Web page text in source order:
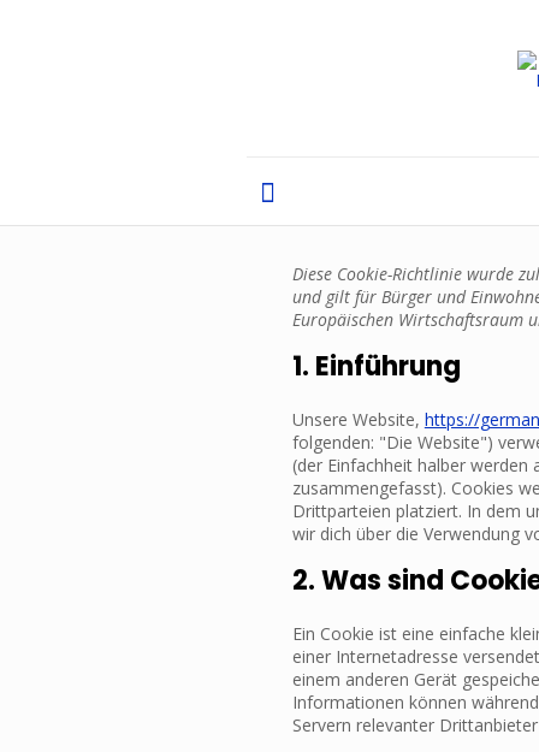
Diese Cookie-Richtlinie wurde
und gilt für Bürger und
Europäischen Wirtschaftsraum
1. Einführung
Unsere Website, https://
folgenden: "Die Website")
(der Einfachheit halber werden
zusammengefasst). Cookies
Drittparteien platziert. In dem
wir dich über die Verwendung
2. Was sind
Ein Cookie ist eine einfache
einer Internetadresse
einem anderen Gerät
Informationen können
Servern relevanter